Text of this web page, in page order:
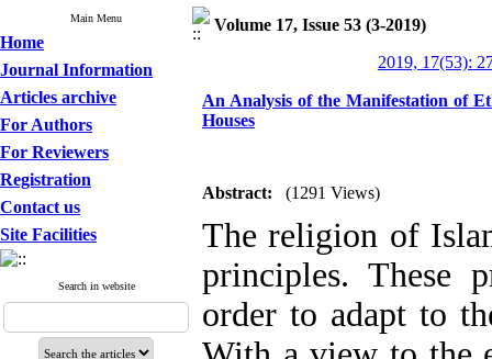
Main Menu
Home
Journal Information
Articles archive
For Authors
For Reviewers
Registration
Contact us
Site Facilities
Search in website
Volume 17, Issue 53 (3-2019)
2019, 17(53):
An Analysis of the Manifestation of
Houses
Abstract: (1291 Views)
The religion of
principles. These
order to adapt to